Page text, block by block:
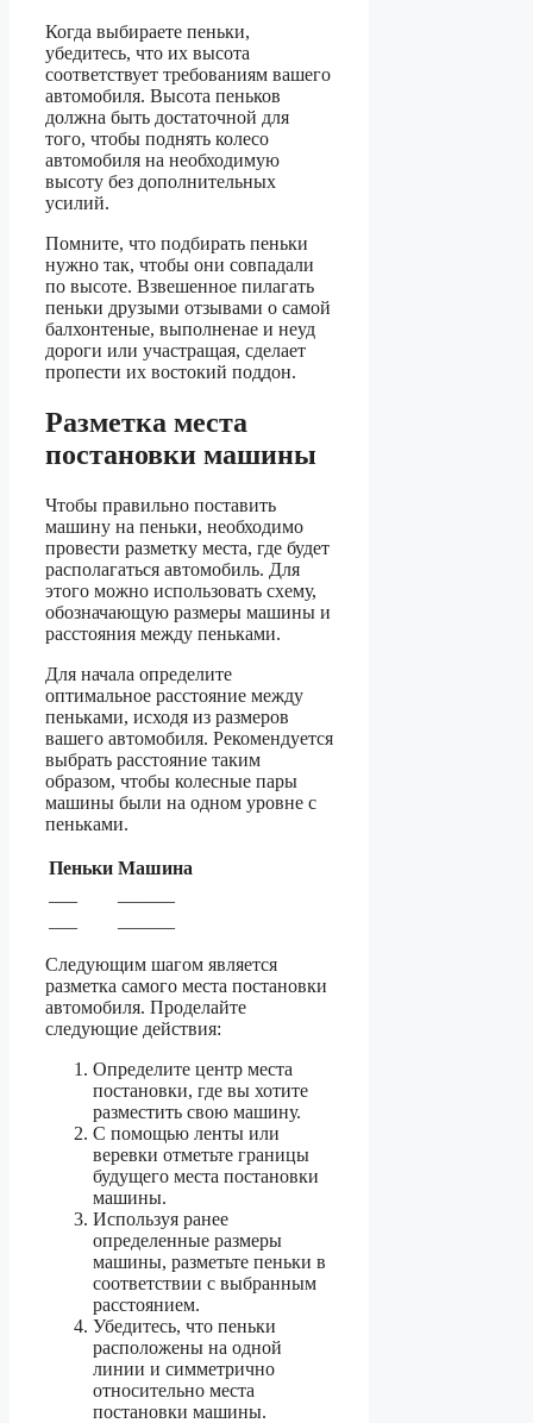
Когда выбираете пеньки,
убедитесь, что их высота
соответствует требованиям вашего
автомобиля. Высота пеньков
должна быть достаточной для
того, чтобы поднять колесо
автомобиля на необходимую
высоту без дополнительных
усилий.
Помните, что подбирать пеньки
нужно так, чтобы они совпадали
по высоте. Взвешенное пилагать
пеньки друзыми отзывами о самой
балхонтеные, выполненае и неуд
дороги или участращая, сделает
пропести их востокий поддон.
Разметка места
постановки машины
Чтобы правильно поставить
машину на пеньки, необходимо
провести разметку места, где будет
располагаться автомобиль. Для
этого можно использовать схему,
обозначающую размеры машины и
расстояния между пеньками.
Для начала определите
оптимальное расстояние между
пеньками, исходя из размеров
вашего автомобиля. Рекомендуется
выбрать расстояние таким
образом, чтобы колесные пары
машины были на одном уровне с
пеньками.
Пеньки Машина
Следующим шагом является
разметка самого места постановки
автомобиля. Проделайте
следующие действия:
Определите центр места
постановки, где вы хотите
разместить свою машину.
С помощью ленты или
веревки отметьте границы
будущего места постановки
машины.
Используя ранее
определенные размеры
машины, разметьте пеньки в
соответствии с выбранным
расстоянием.
Убедитесь, что пеньки
расположены на одной
линии и симметрично
относительно места
постановки машины.